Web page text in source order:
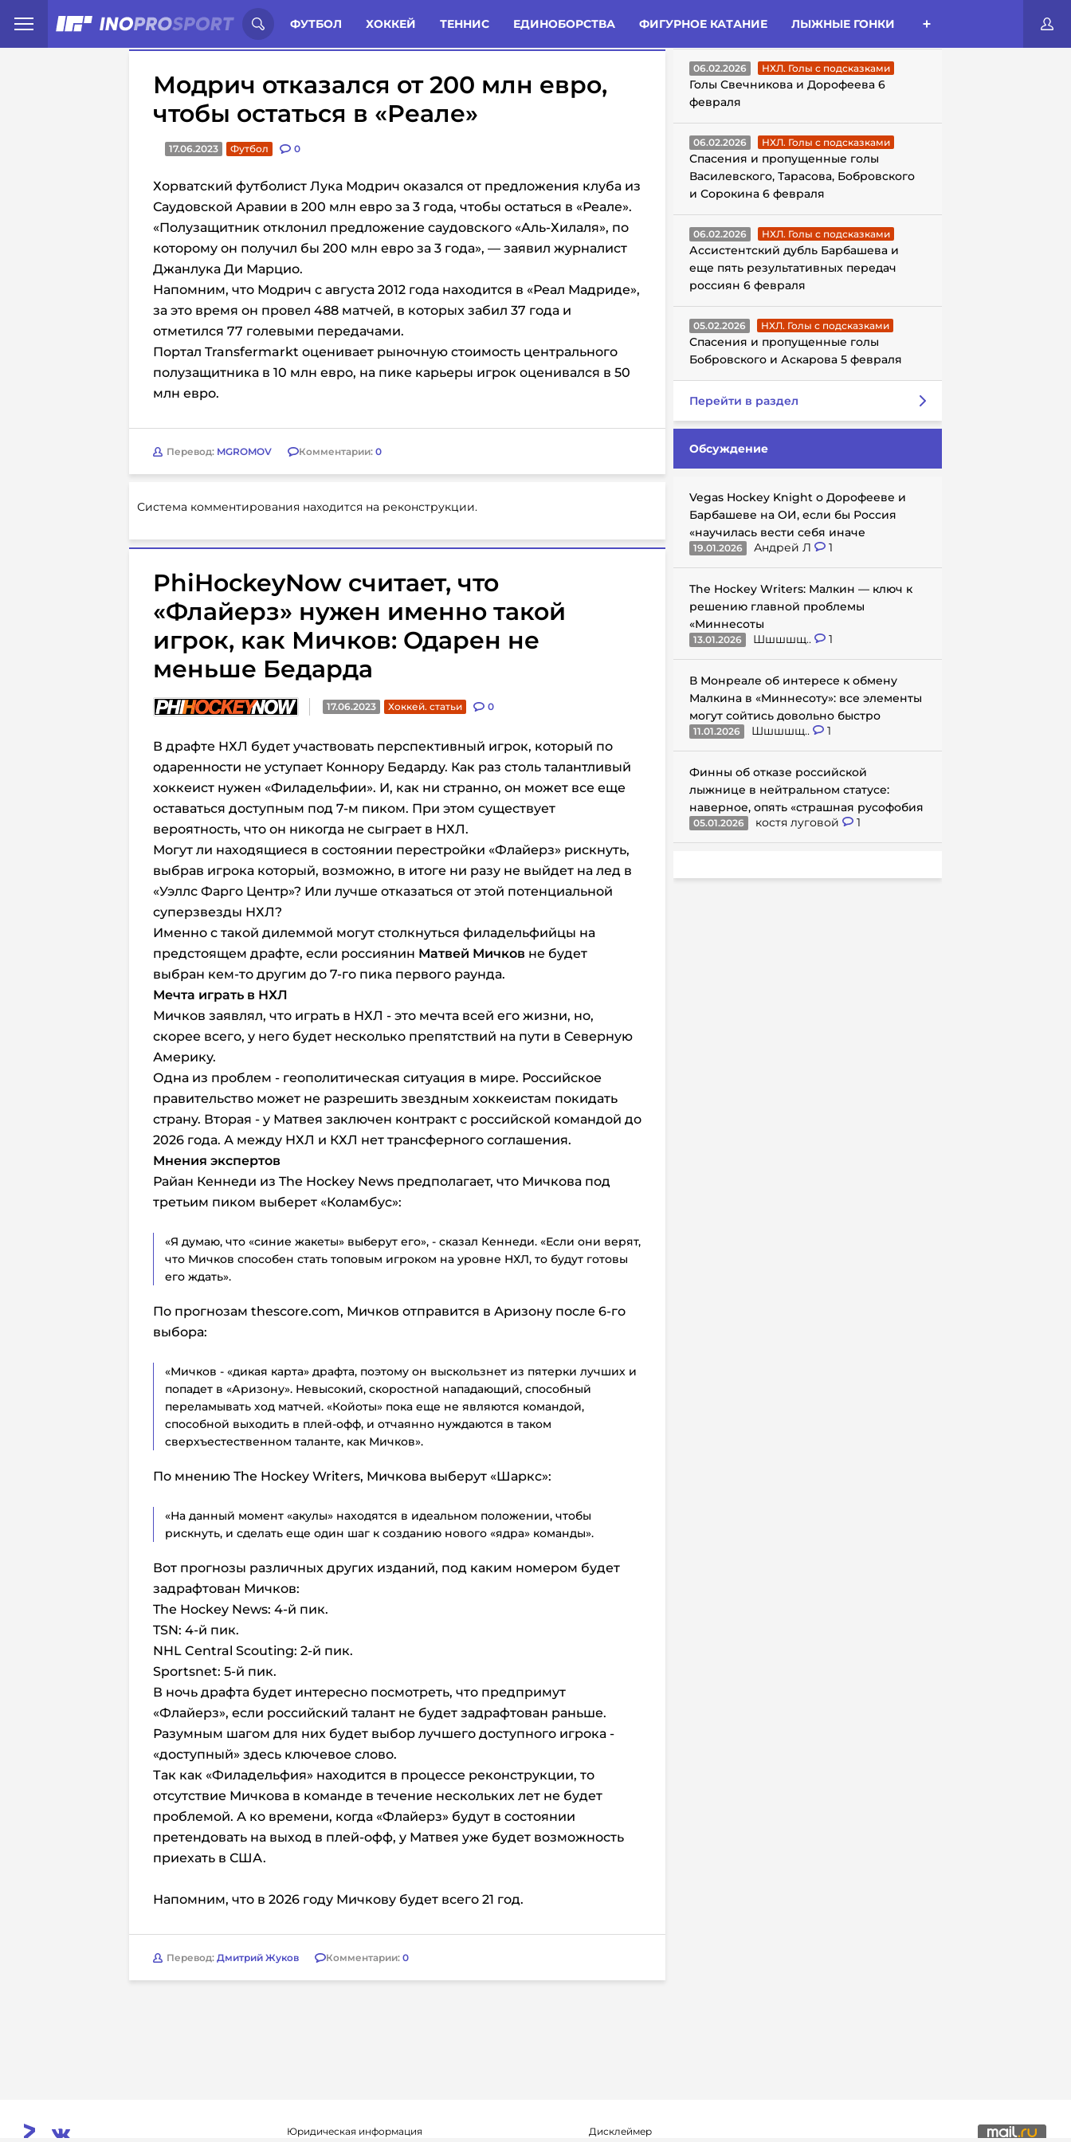
ФУТБОЛ ХОККЕЙ ТЕННИС ЕДИНОБОРСТВА ФИГУРНОЕ КАТАНИЕ ЛЫЖНЫЕ ГОНКИ
Иностранцы о спорте России: Статьи Комменты Новости
Модрич отказался от 200 млн евро,
чтобы остаться в «Реале»
17.06.2023 Футбол 0
Хорватский футболист Лука Модрич оказался от предложения клуба из
Саудовской Аравии в 200 млн евро за 3 года, чтобы остаться в «Реале».
«Полузащитник отклонил предложение саудовского «Аль-Хилаля», по
которому он получил бы 200 млн евро за 3 года», — заявил журналист
Джанлука Ди Марцио.
Напомним, что Модрич с августа 2012 года находится в «Реал Мадриде»,
за это время он провел 488 матчей, в которых забил 37 года и
отметился 77 голевыми передачами.
Портал Transfermarkt оценивает рыночную стоимость центрального
полузащитника в 10 млн евро, на пике карьеры игрок оценивался в 50
млн евро.
Перевод: MGROMOV Комментарии: 0
Система комментирования находится на реконструкции.
PhiHockeyNow считает, что
«Флайерз» нужен именно такой
игрок, как Мичков: Одарен не
меньше Бедарда
17.06.2023 Хоккей. статьи 0
В драфте НХЛ будет участвовать перспективный игрок, который по
одаренности не уступает Коннору Бедарду. Как раз столь талантливый
хоккеист нужен «Филадельфии». И, как ни странно, он может все еще
оставаться доступным под 7-м пиком. При этом существует
вероятность, что он никогда не сыграет в НХЛ.
Могут ли находящиеся в состоянии перестройки «Флайерз» рискнуть,
выбрав игрока который, возможно, в итоге ни разу не выйдет на лед в
«Уэллс Фарго Центр»? Или лучше отказаться от этой потенциальной
суперзвезды НХЛ?
Именно с такой дилеммой могут столкнуться филадельфийцы на
предстоящем драфте, если россиянин Матвей Мичков не будет
выбран кем-то другим до 7-го пика первого раунда.
Мечта играть в НХЛ
Мичков заявлял, что играть в НХЛ - это мечта всей его жизни, но,
скорее всего, у него будет несколько препятствий на пути в Северную
Америку.
Одна из проблем - геополитическая ситуация в мире. Российское
правительство может не разрешить звездным хоккеистам покидать
страну. Вторая - у Матвея заключен контракт с российской командой до
2026 года. А между НХЛ и КХЛ нет трансферного соглашения.
Мнения экспертов
Райан Кеннеди из The Hockey News предполагает, что Мичкова под
третьим пиком выберет «Коламбус»:
«Я думаю, что «синие жакеты» выберут его», - сказал Кеннеди. «Если они верят,
что Мичков способен стать топовым игроком на уровне НХЛ, то будут готовы
его ждать».
По прогнозам thescore.com, Мичков отправится в Аризону после 6-го
выбора:
«Мичков - «дикая карта» драфта, поэтому он выскользнет из пятерки лучших и
попадет в «Аризону». Невысокий, скоростной нападающий, способный
переламывать ход матчей. «Койоты» пока еще не являются командой,
способной выходить в плей-офф, и отчаянно нуждаются в таком
сверхъестественном таланте, как Мичков».
По мнению The Hockey Writers, Мичкова выберут «Шаркс»:
«На данный момент «акулы» находятся в идеальном положении, чтобы
рискнуть, и сделать еще один шаг к созданию нового «ядра» команды».
Вот прогнозы различных других изданий, под каким номером будет
задрафтован Мичков:
The Hockey News: 4-й пик.
TSN: 4-й пик.
NHL Central Scouting: 2-й пик.
Sportsnet: 5-й пик.
В ночь драфта будет интересно посмотреть, что предпримут
«Флайерз», если российский талант не будет задрафтован раньше.
Разумным шагом для них будет выбор лучшего доступного игрока -
«доступный» здесь ключевое слово.
Так как «Филадельфия» находится в процессе реконструкции, то
отсутствие Мичкова в команде в течение нескольких лет не будет
проблемой. А ко времени, когда «Флайерз» будут в состоянии
претендовать на выход в плей-офф, у Матвея уже будет возможность
приехать в США.
Напомним, что в 2026 году Мичкову будет всего 21 год.
Перевод: Дмитрий Жуков Комментарии: 0
ГОЛЫ С ПОДСКАЗКАМИ
06.02.2026 НХЛ. Голы с подсказками
Голы Свечникова и Дорофеева 6
февраля
06.02.2026 НХЛ. Голы с подсказками
Спасения и пропущенные голы
Василевского, Тарасова, Бобровского
и Сорокина 6 февраля
06.02.2026 НХЛ. Голы с подсказками
Ассистентский дубль Барбашева и
еще пять результативных передач
россиян 6 февраля
05.02.2026 НХЛ. Голы с подсказками
Спасения и пропущенные голы
Бобровского и Аскарова 5 февраля
Перейти в раздел
Обсуждение
Vegas Hockey Knight о Дорофееве и
Барбашеве на ОИ, если бы Россия
«научилась вести себя иначе
19.01.2026 Андрей Л 1
The Hockey Writers: Малкин — ключ к
решению главной проблемы
«Миннесоты
13.01.2026 Шшшшщ.. 1
В Монреале об интересе к обмену
Малкина в «Миннесоту»: все элементы
могут сойтись довольно быстро
11.01.2026 Шшшшщ.. 1
Финны об отказе российской
лыжнице в нейтральном статусе:
наверное, опять «страшная русофобия
05.01.2026 костя луговой 1
Юридическая информация Дисклеймер